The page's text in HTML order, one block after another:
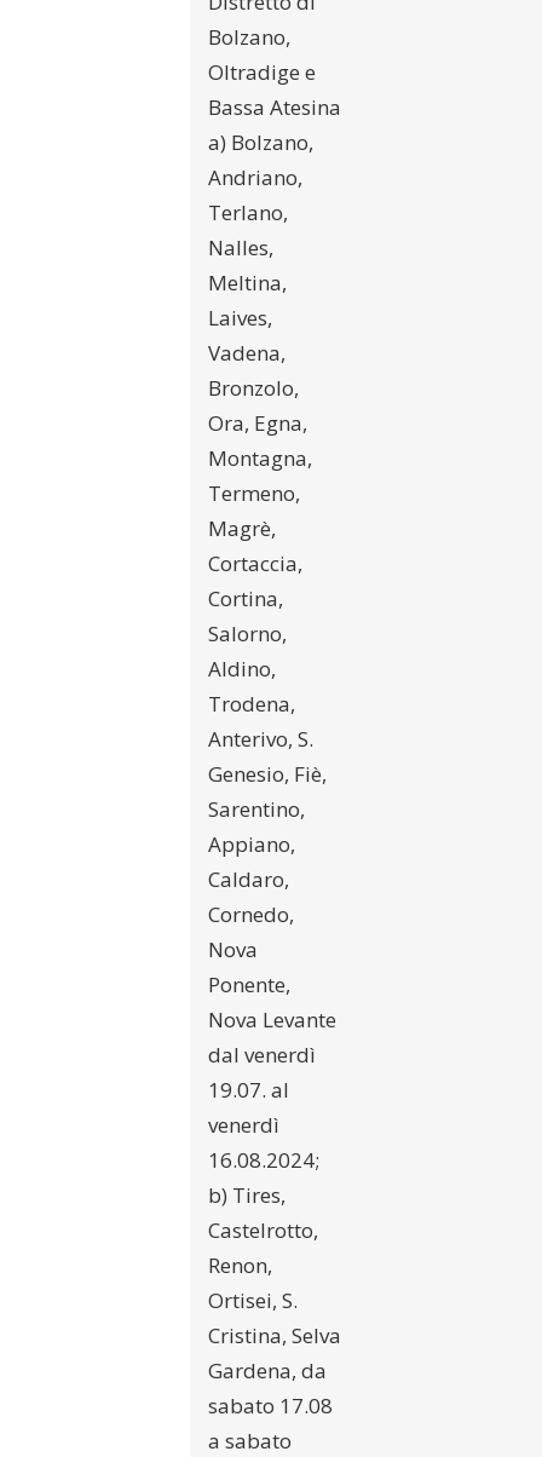
Bolzano,
Oltradige e
Bassa Atesina
a) Bolzano,
Andriano,
Terlano,
Nalles,
Meltina,
Laives,
Vadena,
Bronzolo,
Ora, Egna,
Montagna,
Termeno,
Magrè,
Cortaccia,
Cortina,
Salorno,
Aldino,
Trodena,
Anterivo, S.
Genesio, Fiè,
Sarentino,
Appiano,
Caldaro,
Cornedo,
Nova
Ponente,
Nova Levante
dal venerdì
19.07. al
venerdì
16.08.2024;
b) Tires,
Castelrotto,
Renon,
Ortisei, S.
Cristina, Selva
Gardena, da
sabato 17.08
a sabato